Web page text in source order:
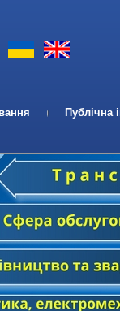
Публічна